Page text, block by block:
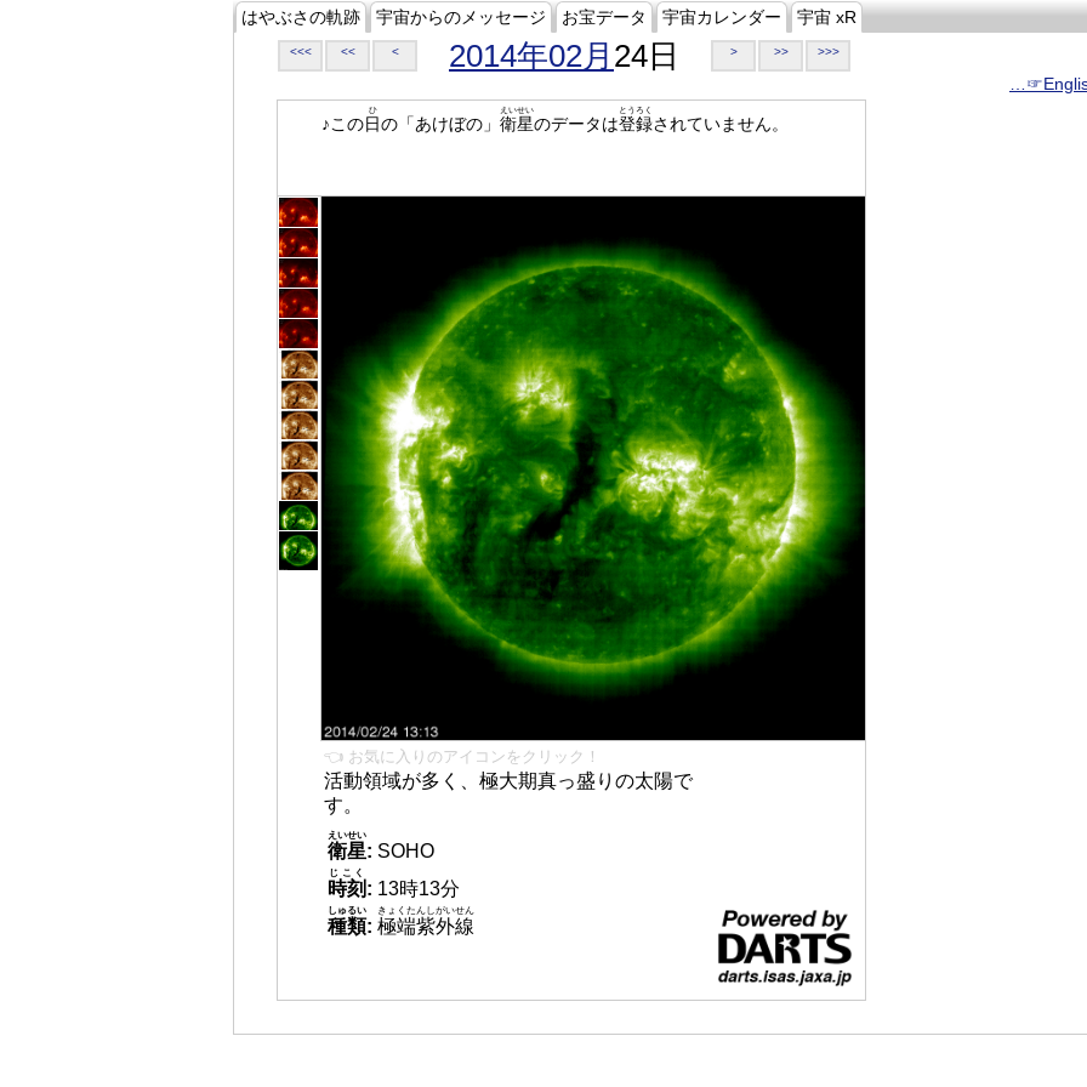
はやぶさの軌跡 宇宙からのメッセージ お宝データ 宇宙カレンダー 宇宙 xR
<<< << < 2014年02月 24日 > >> >>>
♪この日
ひ
の「あけぼの」 衛星
えいせい
のデータは登録
とうろく
されていません。
👈 お気に入りのアイコンをクリック！
活動領域が多く、極大期真っ盛りの太陽で
す。
衛星
えいせい
: SOHO
時刻
じこく
: 13時13分
種類
しゅるい
: 極端紫外線
きょくたんしがいせん